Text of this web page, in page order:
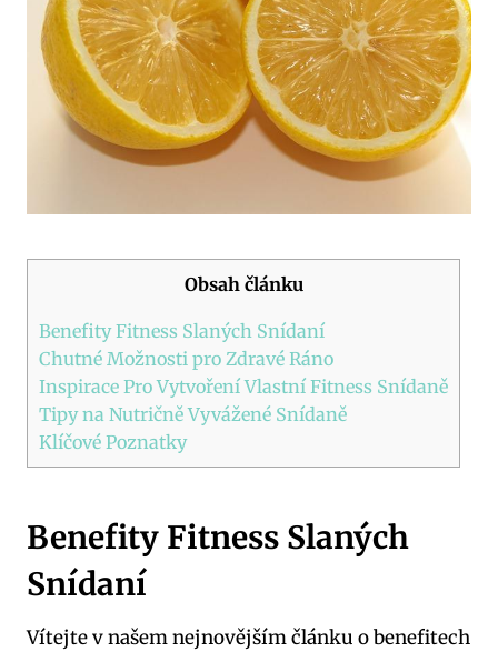
Obsah článku
Benefity Fitness Slaných Snídaní
Chutné Možnosti pro Zdravé Ráno
Inspirace Pro Vytvoření Vlastní Fitness Snídaně
Tipy na Nutričně Vyvážené Snídaně
Klíčové Poznatky
Benefity Fitness Slaných
Snídaní
Vítejte v našem nejnovějším článku o benefitech